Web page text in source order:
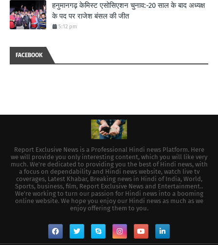
हनुमानगढ़ केमिस्ट एसोसिएशन चुनाव:-20 साल के बाद अध्यक्ष
के पद पर राजेश बंसल की जीत
5:12 pm
FACEBOOK
Report Exclusive News is a Professional Hindi news Platform. Here
we will provide you only interesting content, which you will like very
much. We're dedicated to providing you the best of Hindi news, with
a focus on dependability and Hindi news website, watch live tv
coverages, Latest Khabar, Breaking news in Hindi of India, World,
Sports, business, film, Report Exclusive News and Entertainment..
We're working to turn our passion for Hindi news into a booming
online website. We hope you enjoy our Hindi news as much as we
enjoy offering them to you.